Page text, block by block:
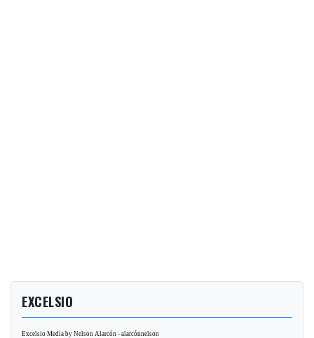
EXCELSIO
Excelsio Media by Nelson Alarcón - alarcónnelson